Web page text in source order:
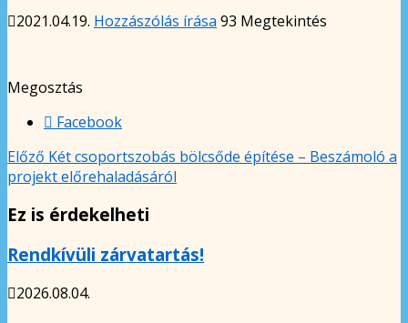
2021.04.19. Hozzászólás írása 93 Megtekintés
Megosztás
Facebook
Előző Két csoportszobás bölcsőde építése – Beszámoló a
projekt előrehaladásáról
Ez is érdekelheti
Rendkívüli zárvatartás!
2026.08.04.